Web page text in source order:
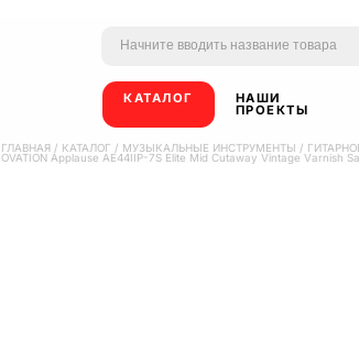
КАТАЛОГ НАШИ
ПРОЕКТЫ
ГЛАВНАЯ / КАТАЛОГ / МУЗЫКАЛЬНЫЕ ИНСТРУМЕНТЫ /
OVATION Applause AE44IIP-7S Elite Mid Cutaway Vintage Varnish